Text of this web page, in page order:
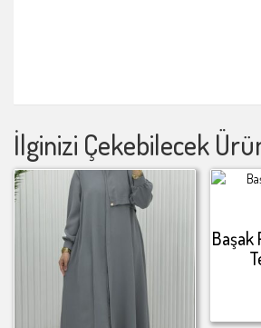
İlginizi Çekebilecek
Başak